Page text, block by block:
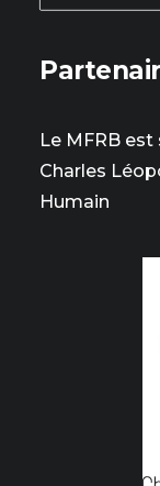
Le MFRB
Charles
Humain